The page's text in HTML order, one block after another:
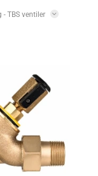
TBS ventiler